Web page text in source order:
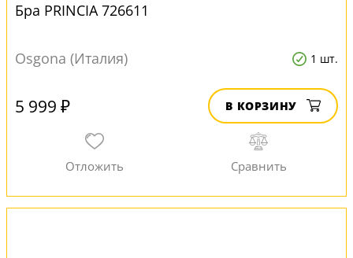
Бра PRINCIA 726611
Osgona (Италия) 1 шт.
5 999 ₽ В КОРЗИНУ